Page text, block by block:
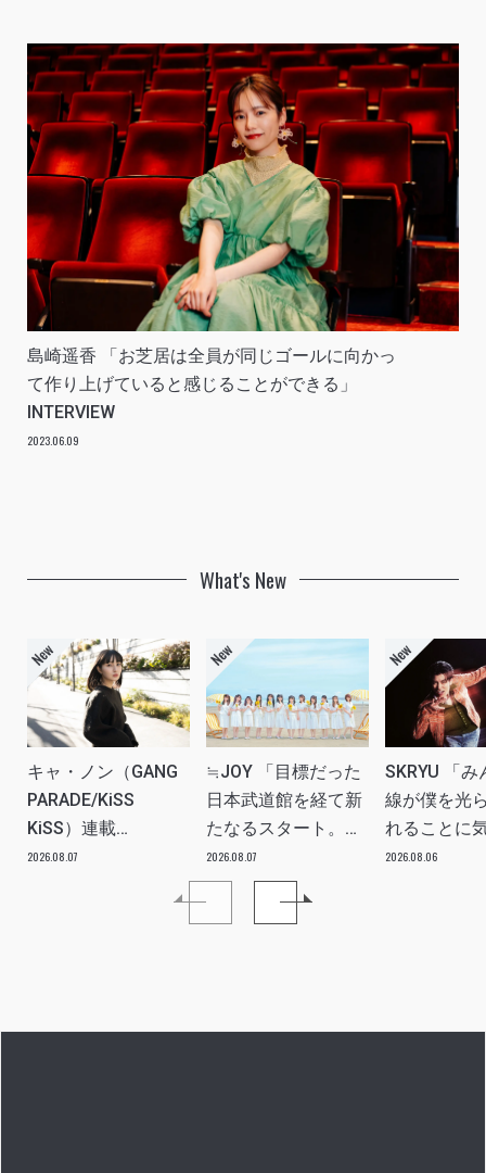
島崎遥香 「お芝居は全員が同じゴールに向かっ
て作り上げていると感じることができる」
INTERVIEW
2023.06.09
What's New
キャ・ノン（GANG
PARADE/KiSS
KiSS）連載
vol.113「読者からの
質問”のんちゃんはラ
2026.08.07
≒JOY 「目標だった
日本武道館を経て新
たなるスタート。
≒JOYにしかない魅
力を磨いていきた
2026.08.07
SKRYU 「み
線が僕を光
れることに
た」
2026.08.06